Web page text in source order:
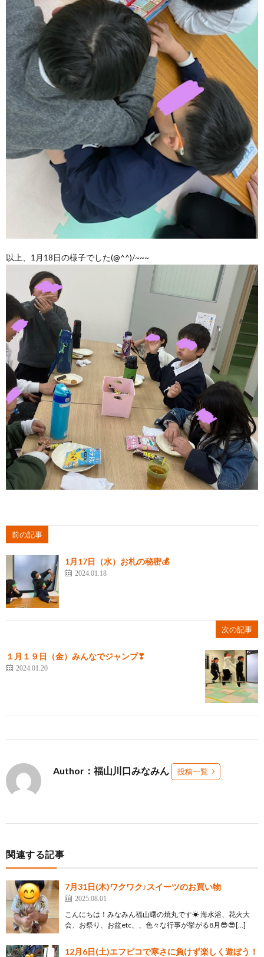
以上、1月18日の様子でした(@^^)/~~~
前の記事
1月17日（水）お札の秘密💰
2024.01.18
次の記事
１月１９日（金）みんなでジャンプ❣
2024.01.20
Author：福山川口みなみん 投稿一覧
関連する記事
7月31日(木)ワクワク♪スイーツのお買い物
2025.08.01
こんにちは！みなみん福山曙の焼丸です☀ 海水浴、花火大
会、お祭り、お盆etc、、色々な行事が挙がる8月😎😎[…]
12月6日(土)エフピコで寒さに負けず楽しく遊ぼう！